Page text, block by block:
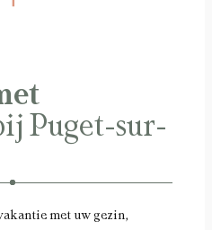
Puget-sur-
met uw gezin,